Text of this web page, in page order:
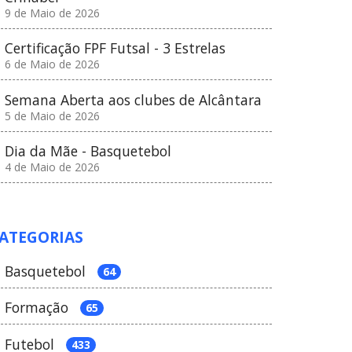
9 de Maio de 2026
Certificação FPF Futsal - 3 Estrelas
6 de Maio de 2026
Semana Aberta aos clubes de Alcântara
5 de Maio de 2026
Dia da Mãe - Basquetebol
4 de Maio de 2026
Basquetebol 64
Formação 65
Futebol 433